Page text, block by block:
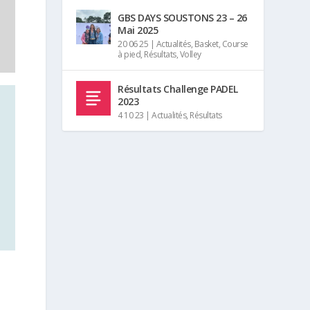
GBS DAYS SOUSTONS 23 – 26
Mai 2025
20 06 25 | Actualités, Basket, Course
à pied, Résultats,Volley
Résultats Challenge PADEL
2023
4 10 23 |Actualités, Résultats